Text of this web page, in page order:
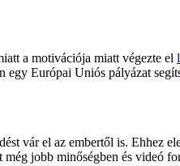
a motivációja miatt végezte el
egy Európai Uniós pályázat
vár el az embertől is. Ehhez
jobb minőségben és videó